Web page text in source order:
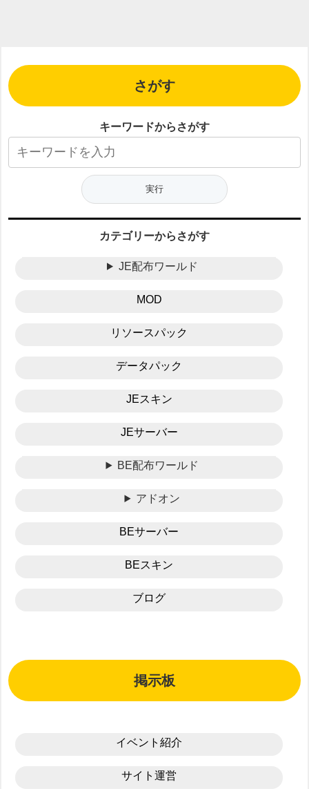
さがす
キーワードからさがす
カテゴリーからさがす
JE配布ワールド
MOD
リソースパック
データパック
JEスキン
JEサーバー
BE配布ワールド
アドオン
BEサーバー
BEスキン
ブログ
掲示板
イベント紹介
サイト運営